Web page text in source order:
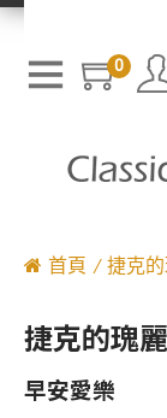
0
首頁 捷克
捷克的瑰
早安愛樂